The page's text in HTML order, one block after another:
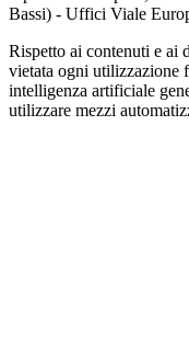
Bassi) - Uffici Viale
Rispetto ai contenuti e ai
vietata ogni utilizzazione
intelligenza artificiale
utilizzare mezzi